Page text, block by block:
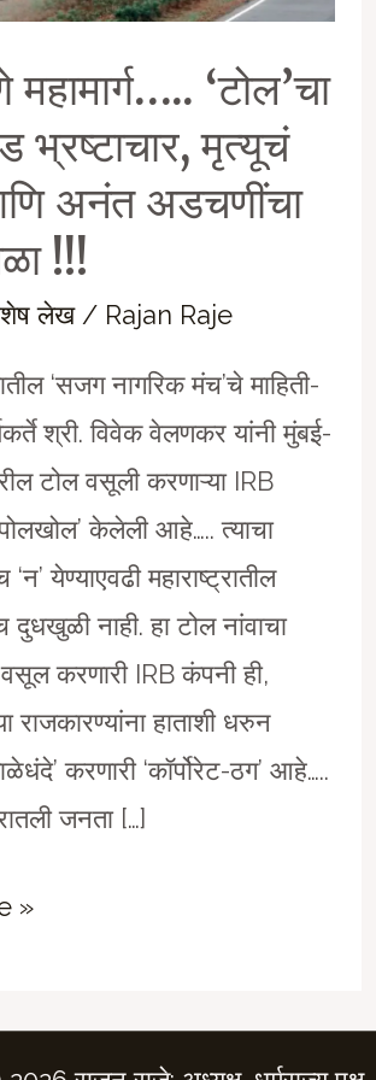
‘टोल’चा
भ्रष्टाचार, मृत्यूचं
अनंत अडचणींचा
!!!
लेख/ Rajan Raje
‘सजग नागरिक मंच’चे माहिती-
श्री. विवेक वेलणकर यांनी मुंबई-
टोल वसूली करणा‍ऱ्या IRB
केलेली आहे….. त्याचा
‘न’ येण्याएवढी महाराष्ट्रातील
नाही. हा टोल नांवाचा
वसूल करणारी IRB कंपनी ही,
राजकारण्यांना हाताशी धरुन
करणारी ‘कॉर्पोरेट-ठग’ आहे…..
जनता […]
»